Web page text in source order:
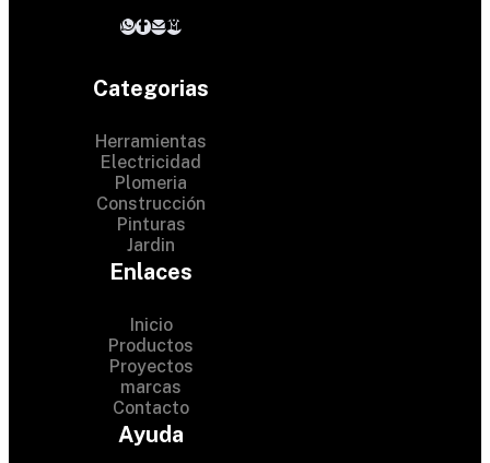
Categorias
Herramientas
Electricidad
Plomeria
Construcción
Pinturas
Jardin
Enlaces
Inicio
Productos
Proyectos
marcas
Contacto
Ayuda